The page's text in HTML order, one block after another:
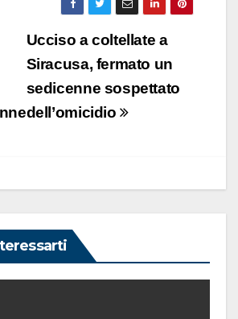
Ucciso a coltellate a
Siracusa, fermato un
sedicenne sospettato
dell’omicidio